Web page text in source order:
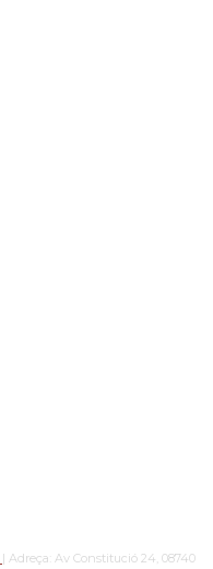
| Adreça: Av Constitució 24, 08740